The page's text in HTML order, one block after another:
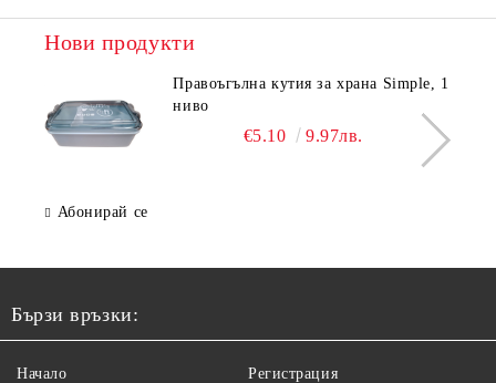
Нови продукти
Правоъгълна кутия за храна Simple, 1
ниво
€5.10 9.97лв.
Абонирай се
Бързи връзки:
Начало Регистрация